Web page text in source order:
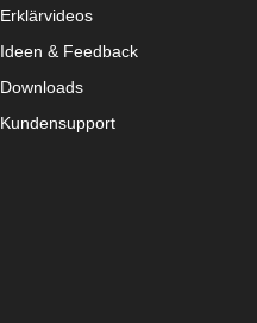
Erklärvideos
Ideen & Feedback
Downloads
Kundensupport